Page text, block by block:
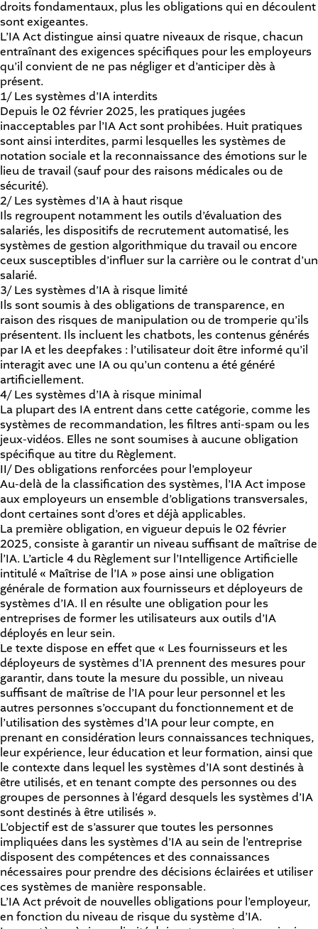
droits fondamentaux, plus les obligations qui en découlent
sont exigeantes.
L’IA Act distingue ainsi quatre niveaux de risque, chacun
entraînant des exigences spécifiques pour les employeurs
qu’il convient de ne pas négliger et d’anticiper dès à
présent.
1/ Les systèmes d’IA interdits
Depuis le 02 février 2025, les pratiques jugées
inacceptables par l’IA Act sont prohibées. Huit pratiques
sont ainsi interdites, parmi lesquelles les systèmes de
notation sociale et la reconnaissance des émotions sur le
lieu de travail (sauf pour des raisons médicales ou de
sécurité).
2/ Les systèmes d’IA à haut risque
Ils regroupent notamment les outils d’évaluation des
salariés, les dispositifs de recrutement automatisé, les
systèmes de gestion algorithmique du travail ou encore
ceux susceptibles d’influer sur la carrière ou le contrat d’un
salarié.
3/ Les systèmes d’IA à risque limité
Ils sont soumis à des obligations de transparence, en
raison des risques de manipulation ou de tromperie qu’ils
présentent. Ils incluent les chatbots, les contenus générés
par IA et les deepfakes : l’utilisateur doit être informé qu’il
interagit avec une IA ou qu’un contenu a été généré
artificiellement.
4/ Les systèmes d’IA à risque minimal
La plupart des IA entrent dans cette catégorie, comme les
systèmes de recommandation, les filtres anti-spam ou les
jeux-vidéos. Elles ne sont soumises à aucune obligation
spécifique au titre du Règlement.
II/ Des obligations renforcées pour l’employeur
Au-delà de la classification des systèmes, l’IA Act impose
aux employeurs un ensemble d’obligations transversales,
dont certaines sont d’ores et déjà applicables.
La première obligation, en vigueur depuis le 02 février
2025, consiste à garantir un niveau suffisant de maîtrise de
l’IA. L’article 4 du Règlement sur l’Intelligence Artificielle
intitulé « Maîtrise de l’IA » pose ainsi une obligation
générale de formation aux fournisseurs et déployeurs de
systèmes d’IA. Il en résulte une obligation pour les
entreprises de former les utilisateurs aux outils d’IA
déployés en leur sein.
Le texte dispose en effet que « Les fournisseurs et les
déployeurs de systèmes d’IA prennent des mesures pour
garantir, dans toute la mesure du possible, un niveau
suffisant de maîtrise de l’IA pour leur personnel et les
autres personnes s’occupant du fonctionnement et de
l’utilisation des systèmes d’IA pour leur compte, en
prenant en considération leurs connaissances techniques,
leur expérience, leur éducation et leur formation, ainsi que
le contexte dans lequel les systèmes d’IA sont destinés à
être utilisés, et en tenant compte des personnes ou des
groupes de personnes à l’égard desquels les systèmes d’IA
sont destinés à être utilisés ».
L’objectif est de s’assurer que toutes les personnes
impliquées dans les systèmes d’IA au sein de l’entreprise
disposent des compétences et des connaissances
nécessaires pour prendre des décisions éclairées et utiliser
ces systèmes de manière responsable.
L’IA Act prévoit de nouvelles obligations pour l’employeur,
en fonction du niveau de risque du système d’IA.